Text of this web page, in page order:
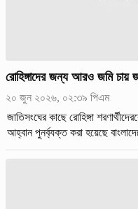
রোহিঙ্গাদের জন্য আরও জমি চায়
২০ জুন ২০২৬, ০২:৩৯ পিএম
জাতিসংঘের কাছে রোহিঙ্গা
আহ্বান পুনর্ব্যক্ত করা হয়েছে